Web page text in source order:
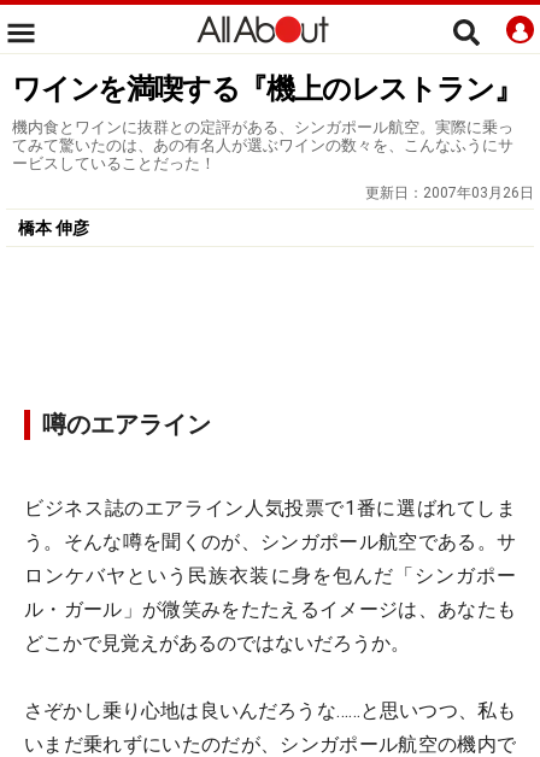
ワインを満喫する『機上のレストラン』
機内食とワインに抜群との定評がある、シンガポール航空。実際に乗っ
てみて驚いたのは、あの有名人が選ぶワインの数々を、こんなふうにサ
ービスしていることだった！
更新日： 2007年03月26日
橋本 伸彦
噂のエアライン
ビジネス誌のエアライン人気投票で1番に選ばれてしま
う。そんな噂を聞くのが、シンガポール航空である。サ
ロンケバヤという民族衣装に身を包んだ「シンガポー
ル・ガール」が微笑みをたたえるイメージは、あなたも
どこかで見覚えがあるのではないだろうか。
さぞかし乗り心地は良いんだろうな……と思いつつ、私も
いまだ乗れずにいたのだが、シンガポール航空の機内で